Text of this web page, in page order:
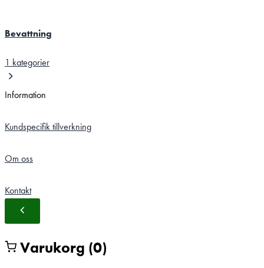
Bevattning
1 kategorier
Information
Kundspecifik tillverkning
Om oss
Kontakt
Varukorg (0)